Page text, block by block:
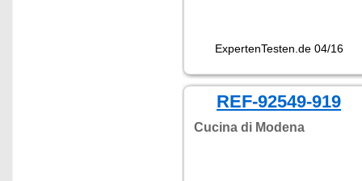
ExpertenTesten.de 04/16
REF-92549-919
Cucina di Modena